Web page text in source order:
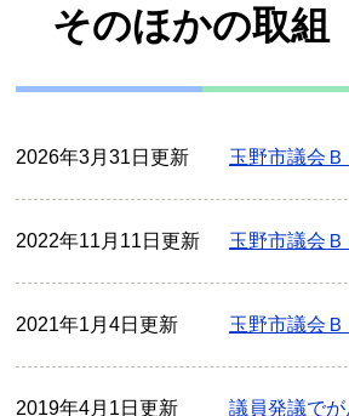
そのほかの取組
2026年3月31日更新 玉野市議会
2022年11月11日更新 玉野市議会
2021年1月4日更新 玉野市議会
2019年4月1日更新 議員発議で